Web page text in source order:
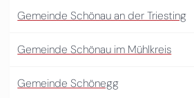
Gemeinde Schönau an der Triesting
Gemeinde Schönau im Mühlkreis
Gemeinde Schönegg